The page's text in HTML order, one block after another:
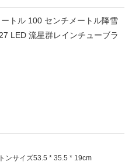
ンサイズ53.5 * 35.5 * 19cm